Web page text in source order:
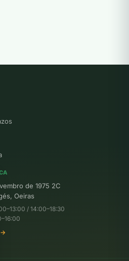
de 1975 2C
Oeiras
/ 14:00–18:30
→